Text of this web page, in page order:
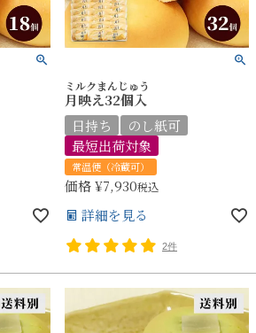
ミルクまんじゅう
月映え32個入
日持ち
のし紙可
最短出荷対象
常温便（冷蔵可）
価格¥7,930税込
詳細を見る
2件